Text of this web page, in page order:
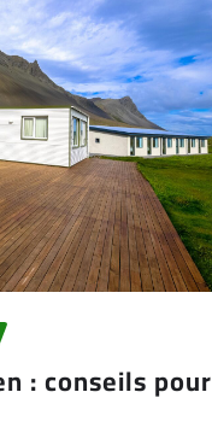
: conseils pour